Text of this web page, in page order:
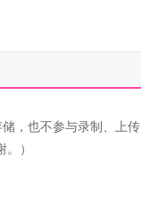
，也不参与录制、上传
）